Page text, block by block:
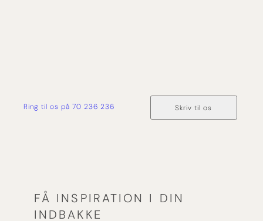
Ring til os på 70 236 236 Skriv til os
FÅ INSPIRATION I DIN
INDBAKKE